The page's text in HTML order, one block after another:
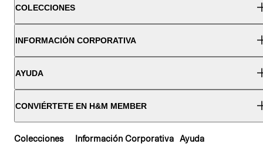
COLECCIONES
INFORMACIÓN CORPORATIVA
AYUDA
CONVIÉRTETE EN H&M MEMBER
Colecciones Información Corporativa Ayuda